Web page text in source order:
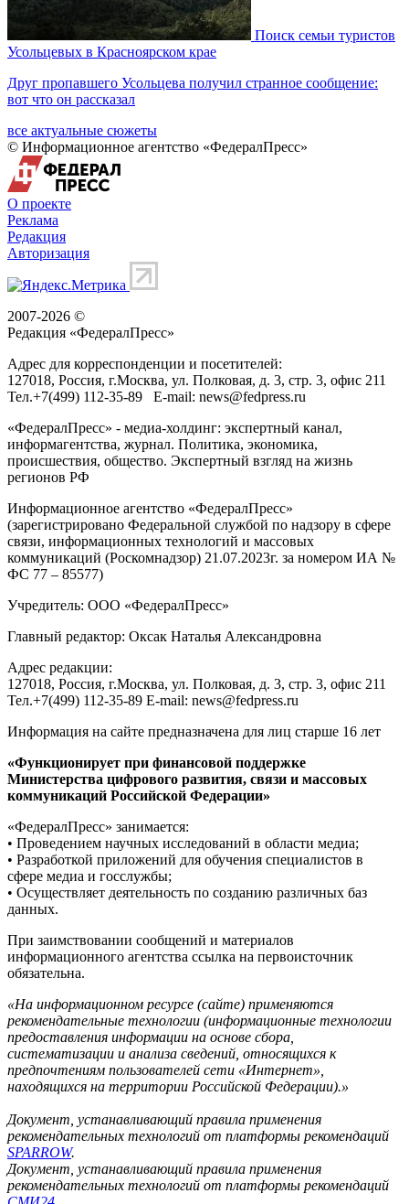
Поиск семьи туристов
Усольцевых в Красноярском крае
Друг пропавшего Усольцева получил странное сообщение:
вот что он рассказал
все актуальные сюжеты
© Информационное агентство «ФедералПресс»
О проекте
Реклама
Редакция
Авторизация
2007-2026 ©
Редакция «ФедералПресс»
Адрес для корреспонденции и посетителей:
127018, Россия, г.Москва, ул. Полковая, д. 3, стр. 3, офис 211
Тел.+7(499) 112-35-89 E-mail: news@fedpress.ru
«ФедералПресс» - медиа-холдинг: экспертный канал,
информагентства, журнал. Политика, экономика,
происшествия, общество. Экспертный взгляд на жизнь
регионов РФ
Информационное агентство «ФедералПресс»
(зарегистрировано Федеральной службой по надзору в сфере
связи, информационных технологий и массовых
коммуникаций (Роскомнадзор) 21.07.2023г. за номером ИА №
ФС 77 – 85577)
Учредитель: ООО «ФедералПресс»
Главный редактор: Оксак Наталья Александровна
Адрес редакции:
127018, Россия, г.Москва, ул. Полковая, д. 3, стр. 3, офис 211
Тел.+7(499) 112-35-89 E-mail: news@fedpress.ru
Информация на сайте предназначена для лиц старше 16 лет
«Функционирует при финансовой поддержке
Министерства цифрового развития, связи и массовых
коммуникаций Российской Федерации»
«ФедералПресс» занимается:
• Проведением научных исследований в области медиа;
• Разработкой приложений для обучения специалистов в
сфере медиа и госслужбы;
• Осуществляет деятельность по созданию различных баз
данных.
При заимствовании сообщений и материалов
информационного агентства ссылка на первоисточник
обязательна.
«На информационном ресурсе (сайте) применяются
рекомендательные технологии (информационные технологии
предоставления информации на основе сбора,
систематизации и анализа сведений, относящихся к
предпочтениям пользователей сети «Интернет»,
находящихся на территории Российской Федерации).»
Документ, устанавливающий правила применения
рекомендательных технологий от платформы рекомендаций
SPARROW.
Документ, устанавливающий правила применения
рекомендательных технологий от платформы рекомендаций